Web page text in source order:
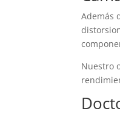
Además
Nuestro